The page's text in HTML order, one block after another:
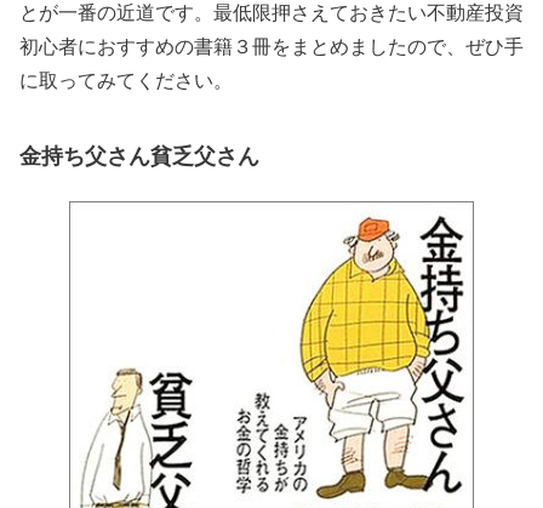
とが一番の近道です。最低限押さえておきたい不動産投資
初心者におすすめの書籍３冊をまとめましたので、ぜひ手
に取ってみてください。
金持ち父さん貧乏父さん